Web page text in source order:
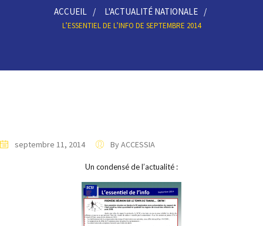
ACCUEIL L'ACTUALITÉ NATIONALE
L’ESSENTIEL DE L’INFO DE SEPTEMBRE 2014
septembre 11, 2014 By ACCESSIA
Un condensé de l’actualité :